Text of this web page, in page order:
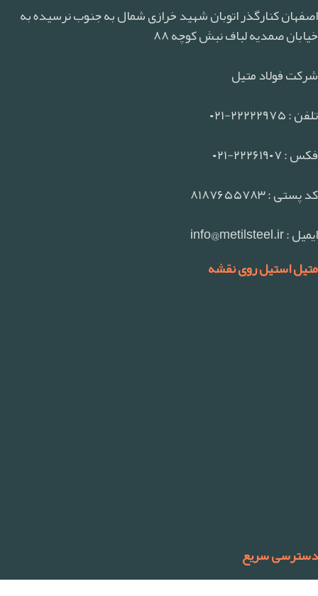
اصفهان کنارگذر اتوبان شهید خرازی شمال به جنوب نرسیده به
خیابان صمدیه لباف نبش کوچه ۸۸
شرکت فولاد متیل
تلفن : ۲۲۲۲۲۹۷۵-۰۲۱
فکس : ۲۲۲۶۱۹۰۷-۰۲۱
کد پستی : ۸۱۸۷۶۵۵۷۸۳
ایمیل : info@metilsteel.ir
متیل استیل روی نقشه
دسترسی سریع